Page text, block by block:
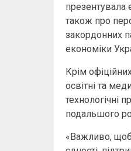
презентувала
також про
закордонних
економіки
Крім
освітні та
технологічні
подальшого
«Важливо, щоб